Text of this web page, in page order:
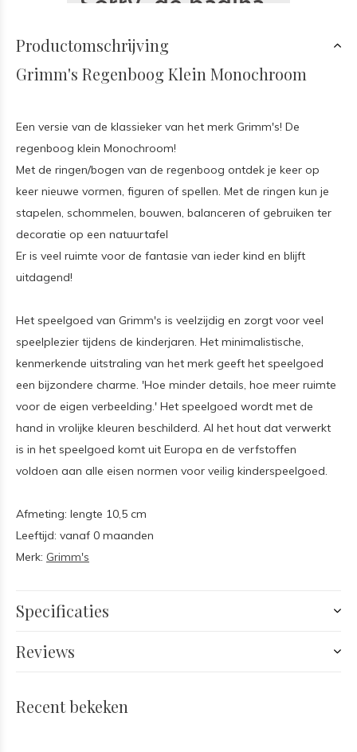
Productomschrijving
Grimm's Regenboog Klein Monochroom
Een versie van de klassieker van het merk Grimm's! De
regenboog klein Monochroom!
Met de ringen/bogen van de regenboog ontdek je keer op
keer nieuwe vormen, figuren of spellen. Met de ringen kun je
stapelen, schommelen, bouwen, balanceren of gebruiken ter
decoratie op een natuurtafel
Er is veel ruimte voor de fantasie van ieder kind en blijft
uitdagend!
Het speelgoed van Grimm's is veelzijdig en zorgt voor veel
speelplezier tijdens de kinderjaren. Het minimalistische,
kenmerkende uitstraling van het merk geeft het speelgoed
een bijzondere charme. 'Hoe minder details, hoe meer ruimte
voor de eigen verbeelding.' Het speelgoed wordt met de
hand in vrolijke kleuren beschilderd. Al het hout dat verwerkt
is in het speelgoed komt uit Europa en de verfstoffen
voldoen aan alle eisen normen voor veilig kinderspeelgoed.
Afmeting: lengte 10,5 cm
Leeftijd: vanaf 0 maanden
Merk: Grimm's
Specificaties
Reviews
Recent bekeken